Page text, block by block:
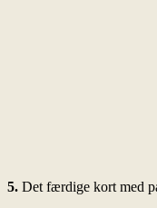
5. Det færdige kort med